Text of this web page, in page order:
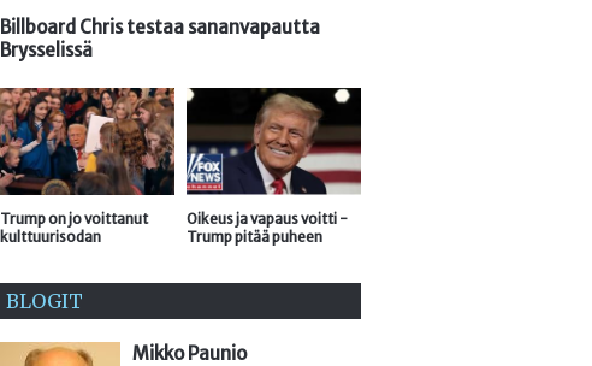
Billboard Chris testaa sananvapautta
Brysselissä
Trump on jo voittanut
kulttuurisodan
Oikeus ja vapaus voitti -
Trump pitää puheen
BLOGIT
Mikko Paunio